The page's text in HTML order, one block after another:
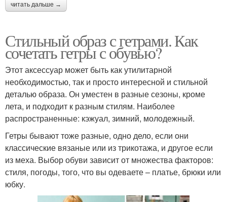
читать дальше →
Стильный образ с гетрами. Как
сочетать гетры с обувью?
Этот аксессуар может быть как утилитарной
необходимостью, так и просто интересной и стильной
деталью образа. Он уместен в разные сезоны, кроме
лета, и подходит к разным стилям. Наиболее
распространенные: кэжуал, зимний, молодежный.
Гетры бывают тоже разные, одно дело, если они
классические вязаные или из трикотажа, и другое если
из меха. Выбор обуви зависит от множества факторов:
стиля, погоды, того, что вы одеваете – платье, брюки или
юбку.